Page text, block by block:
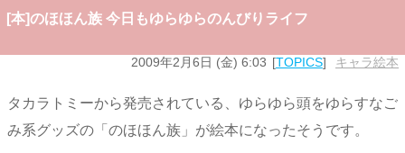
[本]のほほん族 今日もゆらゆらのんびりライフ
2009年2月6日 (金) 6:03 TOPICS キャラ絵本
タカラトミーから発売されている、ゆらゆら頭をゆらすなご
み系グッズの「のほほん族」が絵本になったそうです。